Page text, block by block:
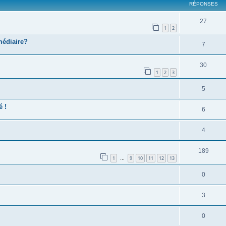
RÉPONSES
1 2
27
7
1 2 3
30
5
! 6
4
1 … 9 10 11 12 13
189
0
3
0